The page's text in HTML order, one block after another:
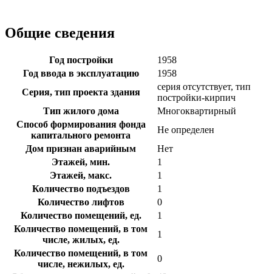
Общие сведения
Год постройки
1958
Год ввода в эксплуатацию
1958
Серия, тип проекта здания
серия отсутствует, тип
постройки-кирпич
Тип жилого дома
Многоквартирный
Способ формирования фонда
капитального ремонта
Не определен
Дом признан аварийным
Нет
Этажей, мин.
1
Этажей, макс.
1
Количество подъездов
1
Количество лифтов
0
Количество помещений, ед.
1
Количество помещений, в том
числе, жилых, ед.
1
Количество помещений, в том
числе, нежилых, ед.
0